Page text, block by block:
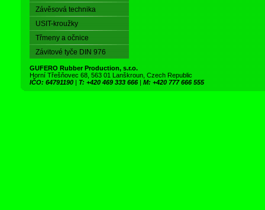
Závěsová technika
USIT-kroužky
Třmeny a očnice
Závitové tyče DIN 976
GUFERO Rubber Production, s.r.o.
Horní Třešňovec 68, 563 01 Lanškroun, Czech Republic
IČO: 64791190 | T: +420 469 333 666 | M: +420 777 666 555